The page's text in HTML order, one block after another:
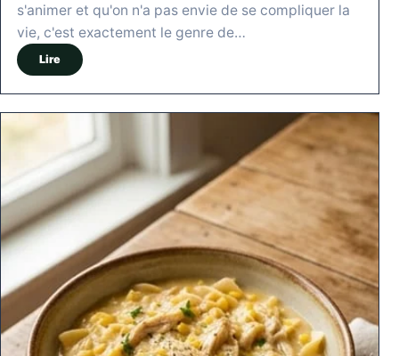
s'animer et qu'on n'a pas envie de se compliquer la
vie, c'est exactement le genre de…
Lire